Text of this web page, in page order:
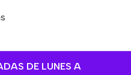
DE LUNES A